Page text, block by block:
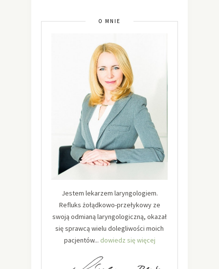
O MNIE
Jestem lekarzem laryngologiem.
Refluks żołądkowo-przełykowy ze
swoją odmianą laryngologiczną, okazał
się sprawcą wielu dolegliwości moich
pacjentów... dowiedz się więcej